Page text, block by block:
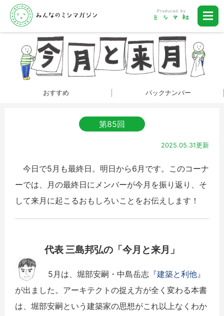
おすすめ バックナンバー
第85回
2025.05.31更新
今日で5月も最終日。明日から6月です。このコーナ
ーでは、月の最終日にメンバーが今月を振り返り、そ
して来月に起こるおもしろいことをお伝えします！
代表 三島邦弘の「今月と来月」
5月は、堀部安嗣・中島岳志 『建築と利他』
が出ました。アーキテクトの捉え方が全く変わる本書
は、堀部安嗣という建築家の思想がこれ以上なくわか